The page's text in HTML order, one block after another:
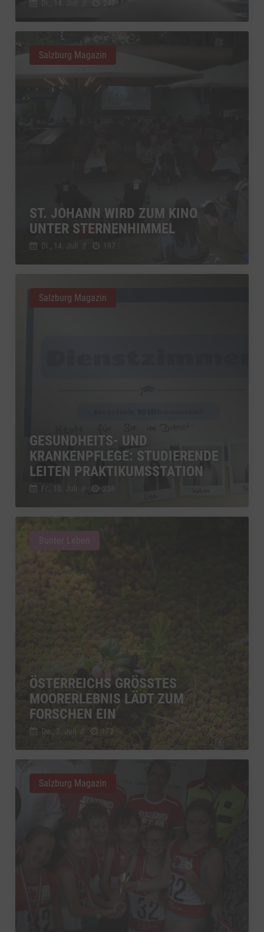
ST. JOHANN WIRD ZUM KINO
UNTER STERNENHIMMEL
Di., 14. Juli // 197
Salzburg Magazin
GESUNDHEITS- UND
KRANKENPFLEGE: STUDIERENDE
LEITEN PRAKTIKUMSSTATION
Fr., 10. Juli // 238
Salzburg Magazin
ÖSTERREICHS GRÖSSTES M
OORERLEBNIS LÄDT ZUM F
ORSCHEN EIN
Do., 2. Juli // 172
Salzburg Magazin